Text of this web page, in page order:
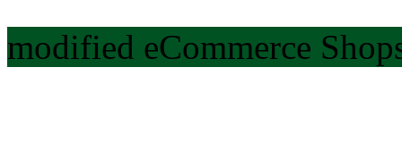
modified eCommerce